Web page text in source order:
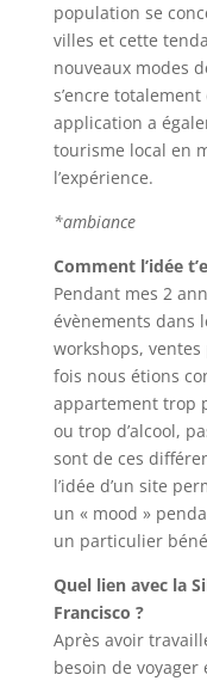
population se
villes et cette
nouveaux modes
s’encre
application a
tourisme local en
l’expérience.
*ambiance
Comment l’idée
Pendant mes 2
évènements dans
workshops,
fois nous étions
appartement trop
ou trop d’alcool,
sont de ces
l’idée d’un site
un « mood »
un particulier
Quel lien avec la
Francisco ?
Après avoir
besoin de voyager